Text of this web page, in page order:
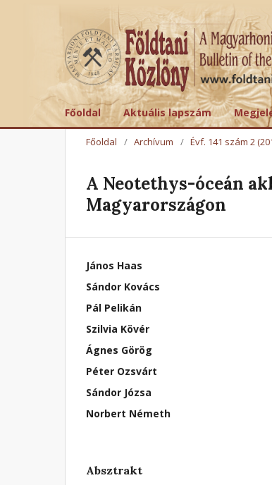
Főoldal Aktuális lapszám
Főoldal / Archívum / Évf. 141 szám 2
A Neotethys-óceán
Magyarországon
János Haas
Sándor Kovács
Pál Pelikán
Szilvia Kövér
Ágnes Görög
Péter Ozsvárt
Sándor Józsa
Norbert Németh
Absztrakt